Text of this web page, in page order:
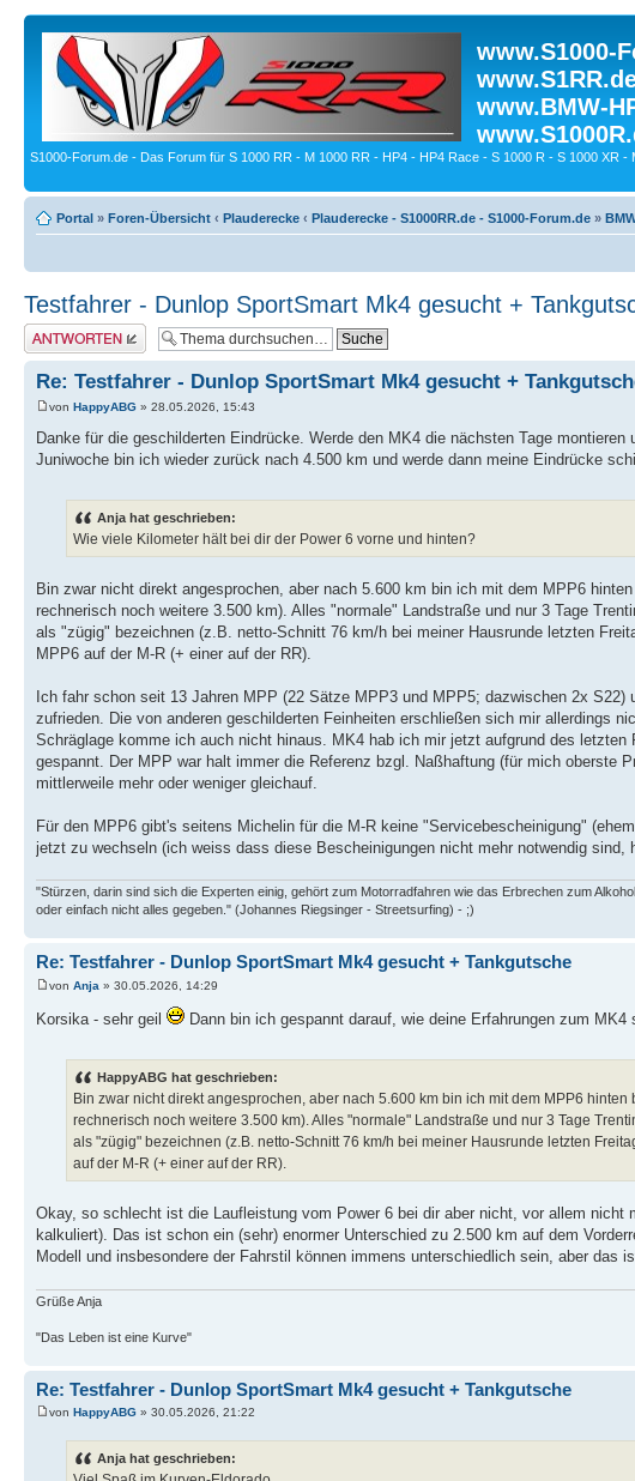
www.S1000-
www.BMW-
S1000-Forum.de - Das Forum für S 1000 RR - M 1000 RR - HP4 - HP4 Race - S 1000 R - S 1000 XR -
Portal » Foren-Übersicht ‹ Plauderecke ‹ Plauderecke - S1000RR.de - S1000-Forum.de »
Testfahrer - Dunlop SportSmart Mk4 gesucht +
Antwort erstellen
Re: Testfahrer - Dunlop SportSmart Mk4 gesucht +
von HappyABG » 28.05.2026, 15:43
Danke für die geschilderten Eindrücke. Werde den MK4 die nächsten Tage montieren
Juniwoche bin ich wieder zurück nach 4.500 km und werde dann meine Eindrücke
Anja hat geschrieben:
Wie viele Kilometer hält bei dir der Power 6 vorne und hinten?
Bin zwar nicht direkt angesprochen, aber nach 5.600 km bin ich mit dem MPP6
rechnerisch noch weitere 3.500 km). Alles "normale" Landstraße und nur 3 Tage
als "zügig" bezeichnen (z.B. netto-Schnitt 76 km/h bei meiner Hausrunde letzten
MPP6 auf der M-R (+ einer auf der RR).
Ich fahr schon seit 13 Jahren MPP (22 Sätze MPP3 und MPP5; dazwischen 2x S22)
zufrieden. Die von anderen geschilderten Feinheiten erschließen sich mir allerdings
Schräglage komme ich auch nicht hinaus. MK4 hab ich mir jetzt aufgrund des letzten
gespannt. Der MPP war halt immer die Referenz bzgl. Naßhaftung (für mich oberste
mittlerweile mehr oder weniger gleichauf.
Für den MPP6 gibt's seitens Michelin für die M-R keine "Servicebescheinigung"
jetzt zu wechseln (ich weiss dass diese Bescheinigungen nicht mehr notwendig sind,
"Stürzen, darin sind sich die Experten einig, gehört zum Motorradfahren wie das Erbrechen zum
oder einfach nicht alles gegeben." (Johannes Riegsinger - Streetsurfing) - ;)
Re: Testfahrer - Dunlop SportSmart Mk4 gesucht + Tankgutsche
von Anja » 30.05.2026, 14:29
Korsika - sehr geil Dann bin ich gespannt darauf, wie deine Erfahrungen zum
HappyABG hat geschrieben:
Bin zwar nicht direkt angesprochen, aber nach 5.600 km bin ich mit dem MPP6
rechnerisch noch weitere 3.500 km). Alles "normale" Landstraße und nur 3 Tage
als "zügig" bezeichnen (z.B. netto-Schnitt 76 km/h bei meiner Hausrunde letzten
auf der M-R (+ einer auf der RR).
Okay, so schlecht ist die Laufleistung vom Power 6 bei dir aber nicht, vor allem nicht
kalkuliert). Das ist schon ein (sehr) enormer Unterschied zu 2.500 km auf dem
Modell und insbesondere der Fahrstil können immens unterschiedlich sein, aber das
Grüße Anja
"Das Leben ist eine Kurve"
Re: Testfahrer - Dunlop SportSmart Mk4 gesucht + Tankgutsche
von HappyABG » 30.05.2026, 21:22
Anja hat geschrieben: